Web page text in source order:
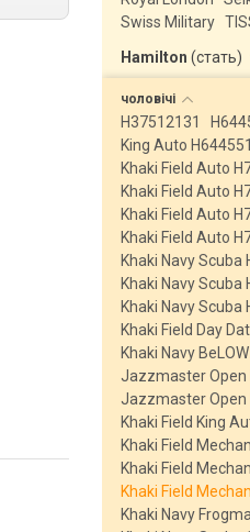
Swiss Military
Hamilton (стать)
чоловічі
H37512131
King Auto
Khaki Field Auto
Khaki Field Auto
Khaki Field Auto
Khaki Field Auto
Khaki Navy Scuba
Khaki Navy Scuba
Khaki Navy Scuba
Khaki Field Day
Khaki Navy
Jazzmaster Open
Jazzmaster Open
Khaki Field King
Khaki Field
Khaki Field
Khaki Field
Khaki Navy